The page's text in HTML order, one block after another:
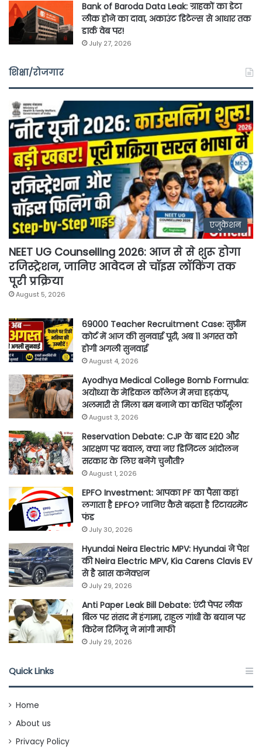
Bank of Baroda Data Leak: ग्राहकों का डेटा
लीक होने का दावा, अकाउंट डिटेल्स से आधार तक
डार्क वेब पर!
July 27, 2026
शिक्षा/रोजगार
एजुकेशन
NEET UG Counselling 2026: आज से से शुरू होगा
रजिस्ट्रेशन, जानिए आवेदन से चॉइस लॉकिंग तक
पूरी प्रक्रिया
August 5, 2026
69000 Teacher Recruitment Case: सुप्रीम
कोर्ट में आज की सुनवाई पूरी, अब 11 अगस्त को
होगी अगली सुनवाई
August 4, 2026
Ayodhya Medical College Bomb Formula:
अयोध्या के मेडिकल कॉलेज में मचा हड़कंप,
अलमारी से मिला बम बनाने का कथित फॉर्मूला
August 3, 2026
Reservation Debate: CJP के बाद E20 और
आरक्षण पर बवाल, क्या नए डिजिटल आंदोलन
सरकार के लिए बनेंगे चुनौती?
August 1, 2026
EPFO Investment: आपका PF का पैसा कहां
लगाता है EPFO? जानिए कैसे बढ़ता है रिटायरमेंट
फंड
July 30, 2026
Hyundai Neira Electric MPV: Hyundai ने पेश
की Neira Electric MPV, Kia Carens Clavis EV
से है खास कनेक्शन
July 29, 2026
Anti Paper Leak Bill Debate: एंटी पेपर लीक
बिल पर संसद में हंगामा, राहुल गांधी के बयान पर
किरेन रिजिजू ने मांगी माफी
July 29, 2026
Quick Links
Home
About us
Privacy Policy